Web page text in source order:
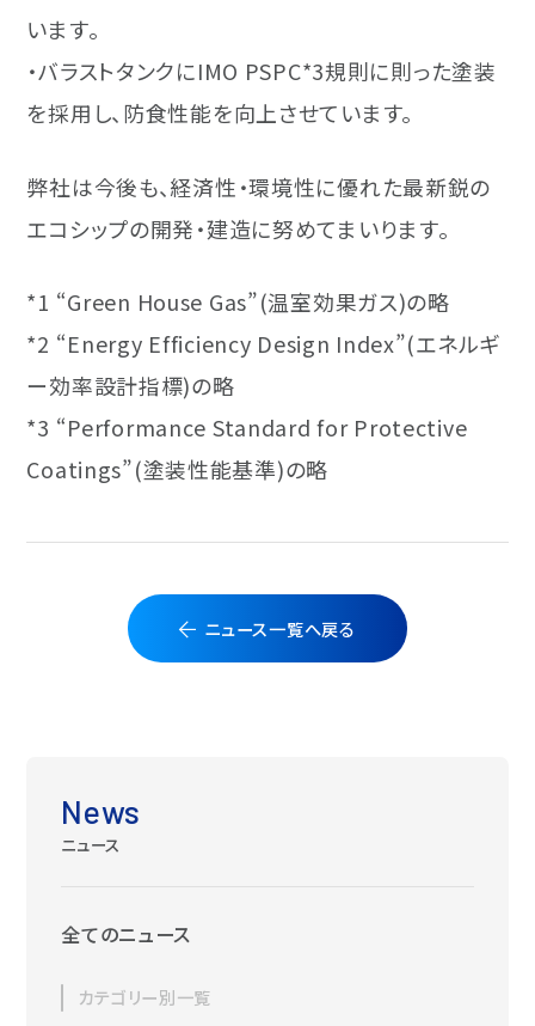
います。
・バラストタンクにIMO PSPC*3規則に則った塗装
を採用し、防食性能を向上させています。
弊社は今後も、経済性・環境性に優れた最新鋭の
エコシップの開発・建造に努めてまいります。
*1 “Green House Gas”(温室効果ガス)の略
*2 “Energy Efficiency Design Index”(エネルギ
ー効率設計指標)の略
*3 “Performance Standard for Protective
Coatings”(塗装性能基準)の略
ニュース一覧へ戻る
News
ニュース
全てのニュース
カテゴリー別一覧